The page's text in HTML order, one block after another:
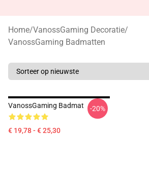
Home/VanossGaming Decoratie/
VanossGaming Badmatten
VanossGaming Badmat
€ 19,78 - € 25,30
-20%